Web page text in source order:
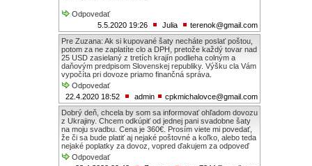
Odpovedať
5.5.2020 19:26
Julia
terenok@gmail.com
Pre Zuzana: Ak si kupované šaty necháte poslať poštou,
potom za ne zaplatíte clo a DPH, pretože každý tovar nad
25 USD zasielaný z tretích krajín podlieha colným a
daňovým predpisom Slovenskej republiky. Výšku cla Vám
vypočíta pri dovoze priamo finančná správa.
Odpovedať
22.4.2020 18:52
admin
cpkmichalovce@gmail.com
Dobrý deň, chcela by som sa informovať ohľadom dovozu
z Ukrajiny. Chcem odkúpiť od jednej pani svadobne šaty
na moju svadbu. Cena je 360€. Prosím viete mi povedať,
že či sa bude platiť aj nejaké poštovné a koľko, alebo teda
nejaké poplatky za dovoz, vopred ďakujem za odpoveď
Odpovedať